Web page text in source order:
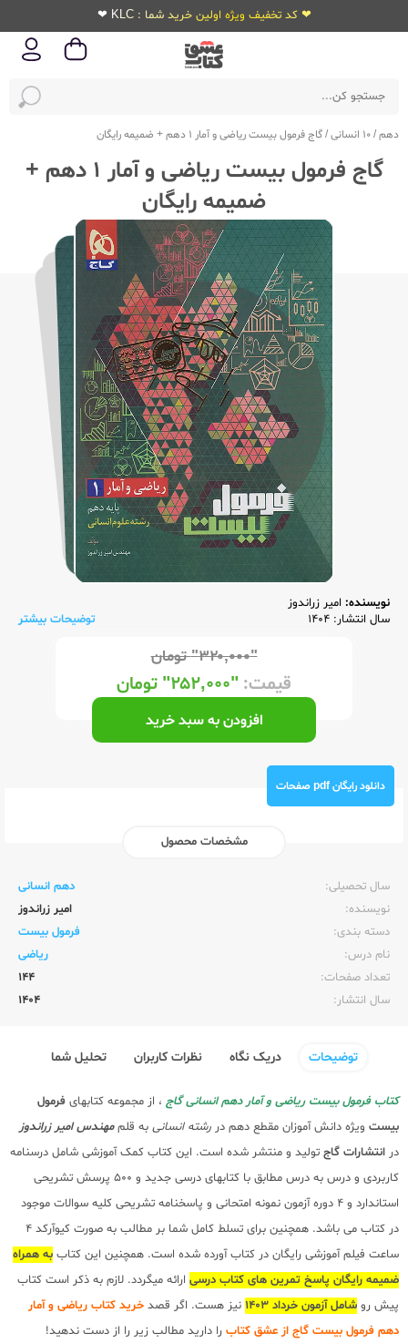
❤ کد تخفیف ویژه اولین خرید شما : KLC ❤
دهم/10 انسانی /گاج فرمول بیست ریاضی و آمار 1 دهم + ضمیمه رایگان
گاج فرمول بیست ریاضی و آمار 1 دهم +
ضمیمه رایگان
نویسنده: امیر زراندوز
سال انتشار: 1404
توضیحات بیشتر
"۳۲۰,۰۰۰" تومان
قیمت: "۲۵۲,۰۰۰" تومان
افزودن به سبد خرید
دانلود رایگان pdf صفحات
مشخصات محصول
سال تحصیلی:‌
دهم انسانی
نویسنده:‌
امیر زراندوز
دسته بندی:
فرمول بیست
نام درس:
ریاضی
تعداد صفحات:‌
144
سال انتشار:‌
1404
توضیحات دریک نگاه نظرات کاربران تحلیل شما
کتاب فرمول بیست ریاضی و آمار دهم انسانی گاج ، از مجموعه کتابهای فرمول
بیست ویژه دانش آموزان مقطع دهم در رشته انسانی به قلممهندس امیر زراندوز
در انتشارات گاج تولید و منتشر شده است. این کتاب کمک آموزشی شامل درسنامه
کاربردی و درس به درس مطابق با کتابهای درسی جدید و 500 پرسش تشریحی
استاندارد و 4 دوره آزمون نمونه امتحانی و پاسخنامه تشریحی کلیه سوالات موجود
در کتاب می باشد. همچنین برای تسلط کامل شما بر مطالب به صورت کیوآرکد 4
ساعت فیلم آموزشی رایگان در کتاب آورده شده است. همچنین این کتاب به همراه
ضمیمه رایگان پاسخ تمرین های کتاب درسی ارائه میگردد. لازم به ذکر است کتاب
پیش رو شامل آزمون خرداد 1403 نیز هست. اگر قصد خرید کتاب ریاضی و آمار
دهم فرمول بیست گاج از عشق کتاب را دارید مطالب زیر را از دست ندهید!